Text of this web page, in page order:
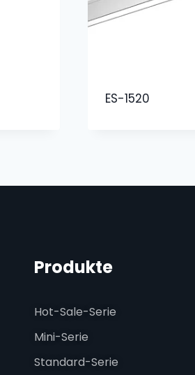
ES-1520
Produkte
Hot-Sale-Serie
Mini-Serie
Standard-Serie